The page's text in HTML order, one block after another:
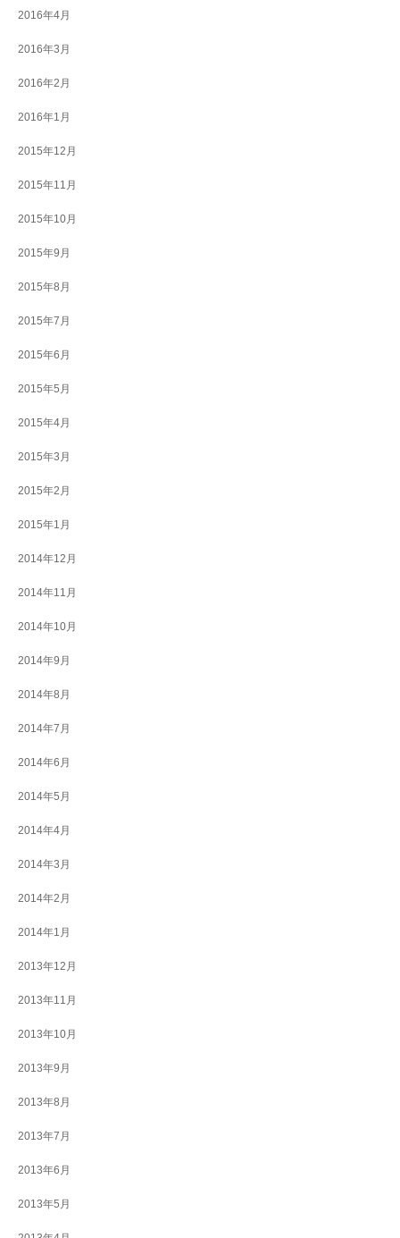
2016年4月
2016年3月
2016年2月
2016年1月
2015年12月
2015年11月
2015年10月
2015年9月
2015年8月
2015年7月
2015年6月
2015年5月
2015年4月
2015年3月
2015年2月
2015年1月
2014年12月
2014年11月
2014年10月
2014年9月
2014年8月
2014年7月
2014年6月
2014年5月
2014年4月
2014年3月
2014年2月
2014年1月
2013年12月
2013年11月
2013年10月
2013年9月
2013年8月
2013年7月
2013年6月
2013年5月